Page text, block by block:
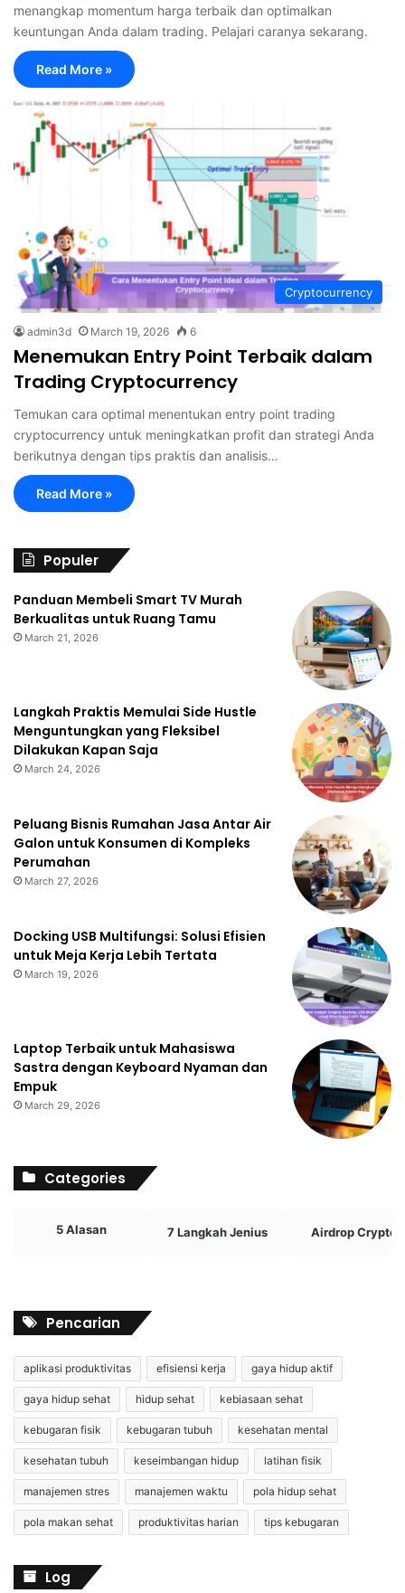
menangkap momentum harga terbaik dan optimalkan
keuntungan Anda dalam trading. Pelajari caranya sekarang.
Read More »
Cryptocurrency
admin3d March 19, 2026 6
Menemukan Entry Point Terbaik dalam
Trading Cryptocurrency
Temukan cara optimal menentukan entry point trading
cryptocurrency untuk meningkatkan profit dan strategi Anda
berikutnya dengan tips praktis dan analisis…
Read More »
Populer
Panduan Membeli Smart TV Murah
Berkualitas untuk Ruang Tamu
March 21, 2026
Langkah Praktis Memulai Side Hustle
Menguntungkan yang Fleksibel
Dilakukan Kapan Saja
March 24, 2026
Peluang Bisnis Rumahan Jasa Antar Air
Galon untuk Konsumen di Kompleks
Perumahan
March 27, 2026
Docking USB Multifungsi: Solusi Efisien
untuk Meja Kerja Lebih Tertata
March 19, 2026
Laptop Terbaik untuk Mahasiswa
Sastra dengan Keyboard Nyaman dan
Empuk
March 29, 2026
Categories
5 Alasan 7 Langkah Jenius Airdrop Crypto
Pencarian
aplikasi produktivitas efisiensi kerja gaya hidup aktif
gaya hidup sehat hidup sehat kebiasaan sehat
kebugaran fisik kebugaran tubuh kesehatan mental
kesehatan tubuh keseimbangan hidup latihan fisik
manajemen stres manajemen waktu pola hidup sehat
pola makan sehat produktivitas harian tips kebugaran
Log